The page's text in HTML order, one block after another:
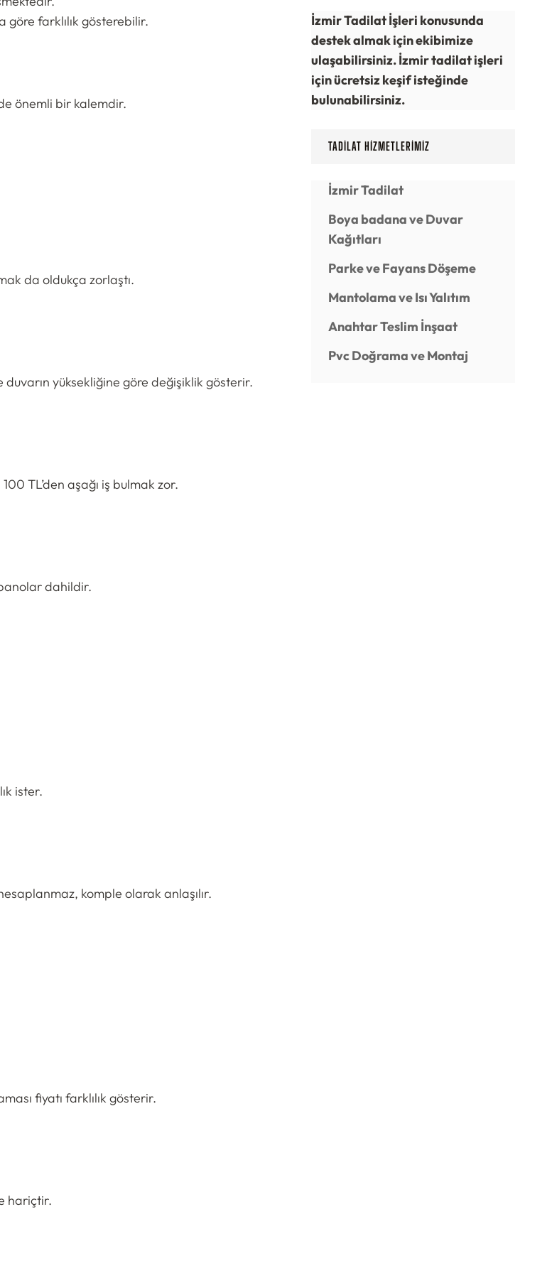
göre farklılık gösterebilir.
önemli bir kalemdir.
da oldukça zorlaştı.
duvarın yüksekliğine göre değişiklik gösterir.
TL’den aşağı iş bulmak zor.
dahildir.
ister.
komple olarak anlaşılır.
fiyatı farklılık gösterir.
hariçtir.
İzmir Tadilat İşleri konusunda
destek almak için ekibimize
ulaşabilirsiniz. İzmir tadilat işleri
için ücretsiz keşif isteğinde
bulunabilirsiniz.
TADILAT HIZMETLERIMIZ
İzmir Tadilat
Boya badana ve Duvar
Kağıtları
Parke ve Fayans Döşeme
Mantolama ve Isı Yalıtım
Anahtar Teslim İnşaat
Pvc Doğrama ve Montaj